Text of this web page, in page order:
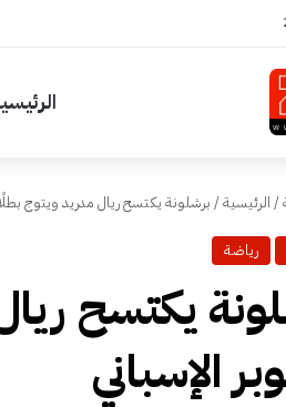
/ الرئيسية/ برشلونة يكتسح ريال مدريد ويتوج
رياضة
يكتسح
الإسباني